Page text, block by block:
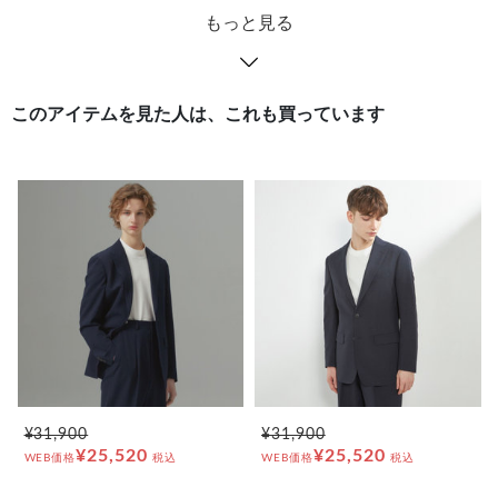
もっと見る
このアイテムを見た人は、これも買っています
¥31,900
WEB価格¥25,520 税込
¥31,900
WEB価格¥25,520 税込